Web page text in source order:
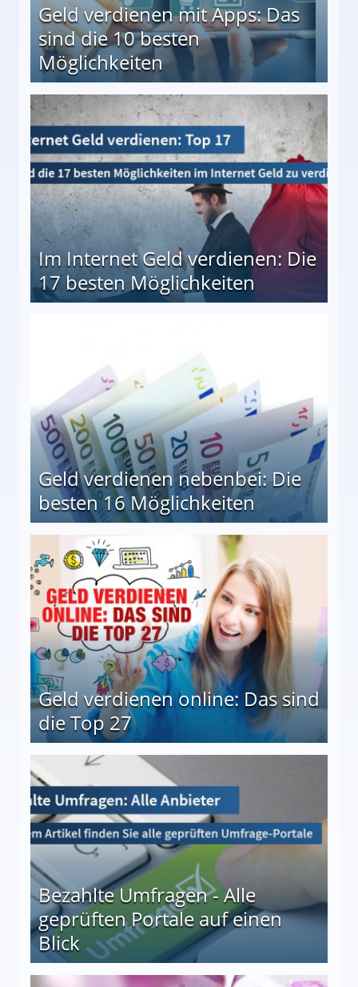
Geld verdienen mit Apps: Das
sind die 10 besten
Möglichkeiten
besten Möglichkeiten
Im Internet Geld verdienen: Die
17 besten Möglichkeiten
Geld verdienen nebenbei: Die
besten 16 Möglichkeiten
Geld verdienen online: Das sind
die Top 27
Bezahlte Umfragen - Alle
geprüften Portale auf einen
Blick
auf einen Blick